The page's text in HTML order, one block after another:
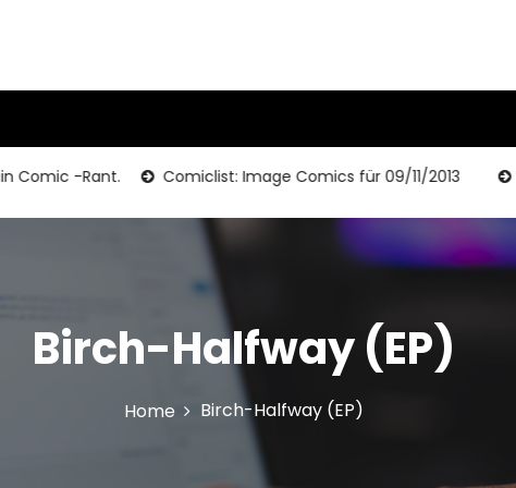
-Rant. Comiclist: Image Comics für 09/11/2013 In
Birch-Halfway (EP)
Home Birch-Halfway (EP)